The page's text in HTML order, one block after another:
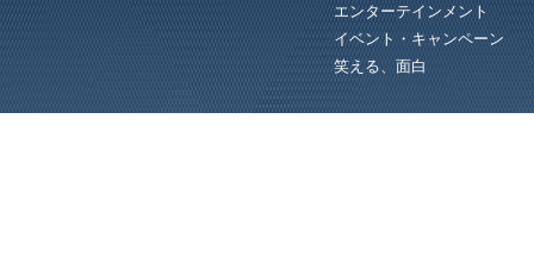
エンターテインメント
イベント・キャンペーン
笑える、面白